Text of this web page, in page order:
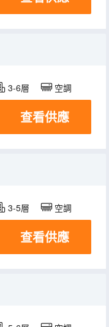
3-6層 空調
查看供應
3-5層 空調
查看供應